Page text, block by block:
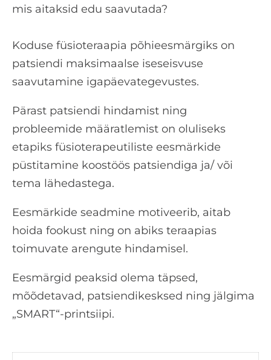
mis aitaksid edu saavutada?
Koduse füsioteraapia põhieesmärgiks on
patsiendi maksimaalse iseseisvuse
saavutamine igapäevategevustes.
Pärast patsiendi hindamist ning
probleemide määratlemist on oluliseks
etapiks füsioterapeutiliste eesmärkide
püstitamine koostöös patsiendiga ja/ või
tema lähedastega.
Eesmärkide seadmine motiveerib, aitab
hoida fookust ning on abiks teraapias
toimuvate arengute hindamisel.
Eesmärgid peaksid olema täpsed,
mõõdetavad, patsiendikesksed ning jälgima
„SMART“-printsiipi.